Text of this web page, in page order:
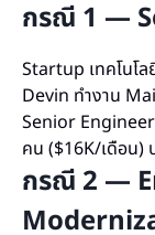
กรณี 1 —
Startup เทคโนโ
Devin ทำงาน
Senior
คน ($16K/เดือน)
กรณี 2 —